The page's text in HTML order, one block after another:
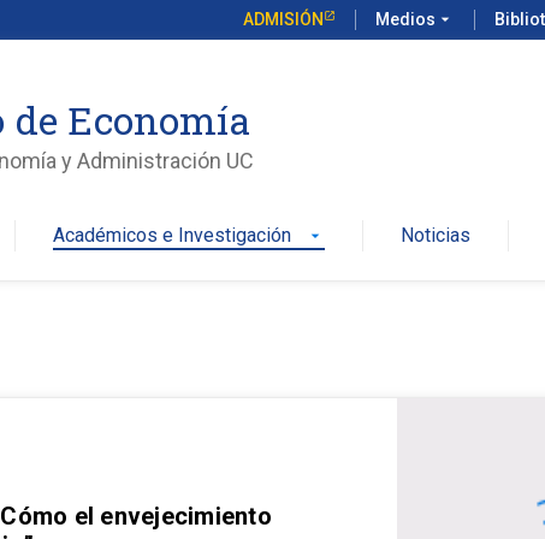
ADMISIÓN Medios arrow_drop_down
Economía
y Administración UC
Académicos e Investigación arrow_drop_down Noticias
el envejecimiento